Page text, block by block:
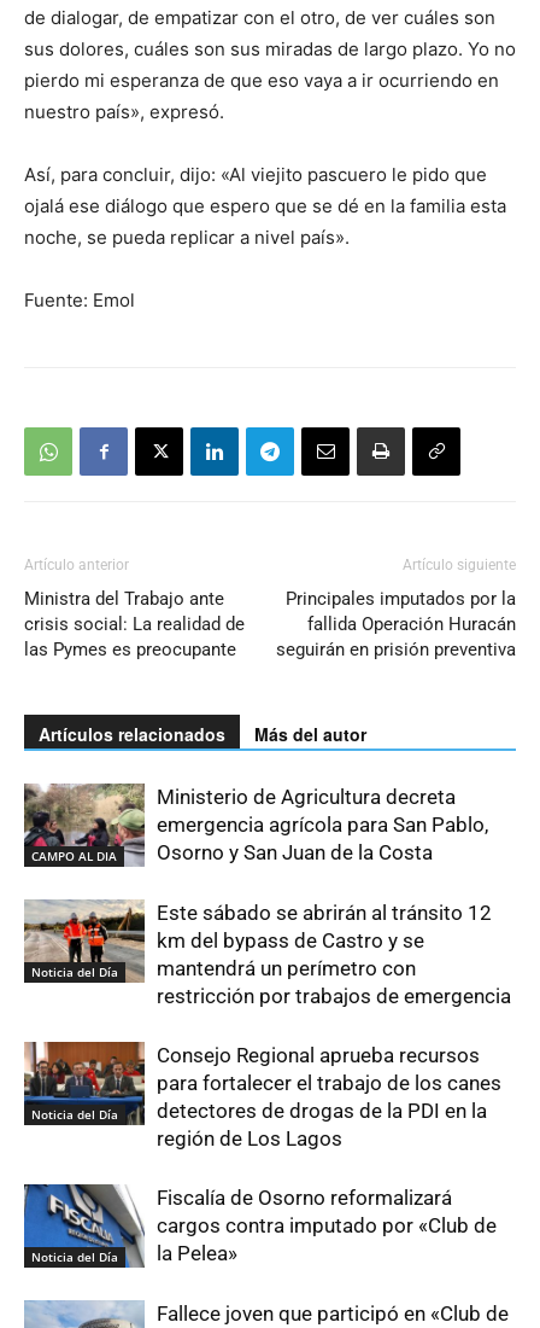
de dialogar, de empatizar con el otro, de ver cuáles son
sus dolores, cuáles son sus miradas de largo plazo. Yo no
pierdo mi esperanza de que eso vaya a ir ocurriendo en
nuestro país», expresó.
Así, para concluir, dijo: «Al viejito pascuero le pido que
ojalá ese diálogo que espero que se dé en la familia esta
noche, se pueda replicar a nivel país».
Fuente: Emol
Artículo anterior
Ministra del Trabajo ante
crisis social: La realidad de
las Pymes es preocupante
Artículo siguiente
Principales imputados por la
fallida Operación Huracán
seguirán en prisión preventiva
Artículos relacionados Más del autor
CAMPO AL DIA
Ministerio de Agricultura decreta
emergencia agrícola para San Pablo,
Osorno y San Juan de la Costa
Noticia del Día
Este sábado se abrirán al tránsito 12
km del bypass de Castro y se
mantendrá un perímetro con
restricción por trabajos de emergencia
Noticia del Día
Consejo Regional aprueba recursos
para fortalecer el trabajo de los canes
detectores de drogas de la PDI en la
región de Los Lagos
Noticia del Día
Fiscalía de Osorno reformalizará
cargos contra imputado por «Club de
la Pelea»
Fallece joven que participó en «Club de